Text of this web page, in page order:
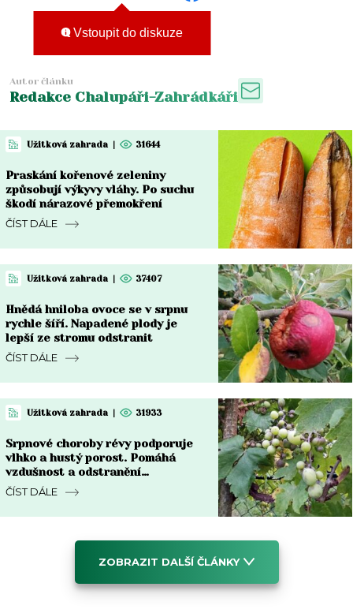
Vstoupit do diskuze
Autor článku
Redakce Chalupáři-Zahrádkáři
Užitková zahrada | 31644
Praskání kořenové zeleniny
způsobují výkyvy vláhy. Po suchu
škodí nárazové přemokření
ČÍST DÁLE
Užitková zahrada | 37407
Hnědá hniloba ovoce se v srpnu
rychle šíří. Napadené plody je
lepší ze stromu odstranit
ČÍST DÁLE
Užitková zahrada | 31933
Srpnové choroby révy podporuje
vlhko a hustý porost. Pomáhá
vzdušnost a odstranění
napadených částí
ČÍST DÁLE
ZOBRAZIT DALŠÍ ČLÁNKY